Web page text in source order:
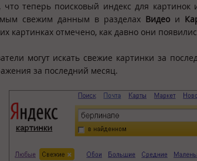
теперь поисковый индекс для картинок
свежим данным в разделах Видео и
картинках отмечено, как давно они
могут искать свежие картинки за
за последний месяц.